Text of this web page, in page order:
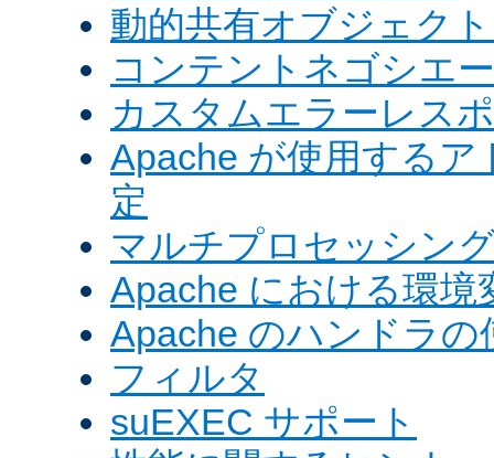
動的共有オブジェク
コンテントネゴシエ
カスタムエラーレス
Apache が使用する
定
マルチプロセッシン
Apache における環境
Apache のハンドラの
フィルタ
suEXEC サポート